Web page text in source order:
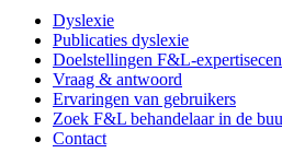
Dyslexie
Publicaties dyslexie
Doelstellingen F&L-
Vraag & antwoord
Ervaringen van gebruikers
Zoek F&L behandelaar in de
Contact